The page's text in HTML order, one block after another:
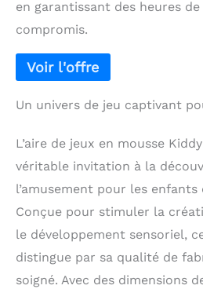
en garantissant des heures
compromis.
Un univers de jeu captivant
L’aire de jeux en mousse
véritable invitation à la
l’amusement pour les enfants
Conçue pour stimuler la
le développement sensoriel,
distingue par sa qualité de
soigné. Avec des dimensions